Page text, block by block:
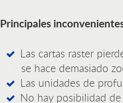
Principales
Las cartas raster
se hace demasiado
Las unidades de
No hay posibilidad